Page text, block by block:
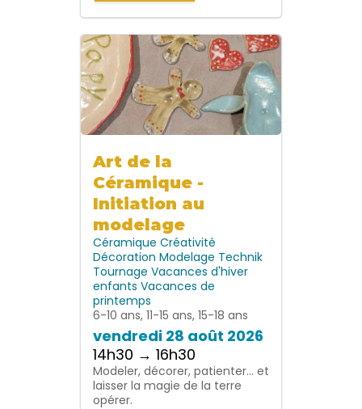
Art de la
Céramique -
Initiation au
modelage
Céramique Créativité
Décoration Modelage Technik
Tournage Vacances d'hiver
enfants Vacances de
printemps
6-10 ans, 11-15 ans, 15-18 ans
vendredi 28 août 2026
14h30 → 16h30
Modeler, décorer, patienter… et
laisser la magie de la terre
opérer.